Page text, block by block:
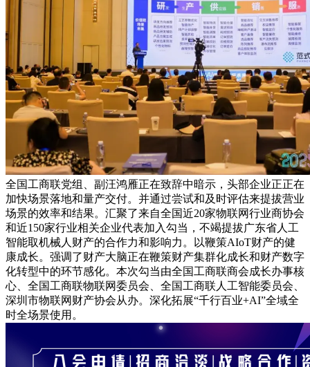
全国工商联党组、副汪鸿雁正在致辞中暗示，头部企业正正在
加快场景落地和量产交付。并通过尝试和及时评估来提拔营业
场景的效率和结果。汇聚了来自全国近20家物联网行业商协会
和近150家行业相关企业代表加入勾当，不竭提拔广东省人工
智能取机械人财产的合作力和影响力。以鞭策AIoT财产的健
康成长。强调了财产大脑正在鞭策财产集群化成长和财产数字
化转型中的环节感化。本次勾当由全国工商联商会成长办事核
心、全国工商联物联网委员会、全国工商联人工智能委员会、
深圳市物联网财产协会从办。深化拓展“千行百业+AI”全域全
时全场景使用。